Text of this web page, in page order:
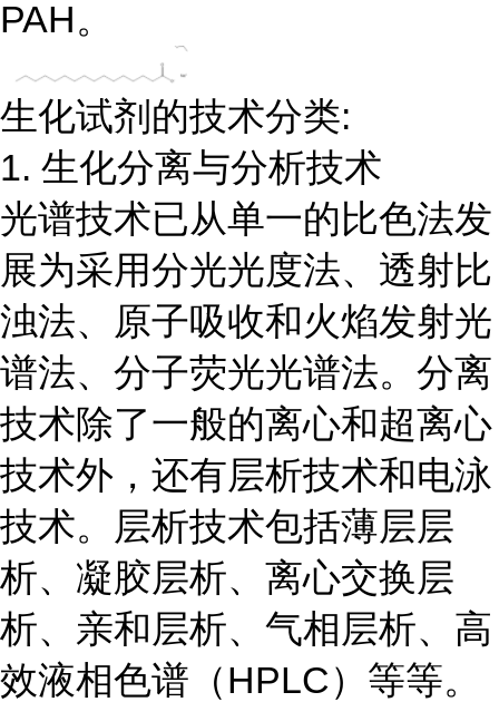
PAH。
生化试剂的技术分类:
1. 生化分离与分析技术
光谱技术已从单一的比色法发
展为采用分光光度法、透射比
浊法、原子吸收和火焰发射光
谱法、分子荧光光谱法。分离
技术除了一般的离心和超离心
技术外，还有层析技术和电泳
技术。层析技术包括薄层层
析、凝胶层析、离心交换层
析、亲和层析、气相层析、高
效液相色谱（HPLC）等等。